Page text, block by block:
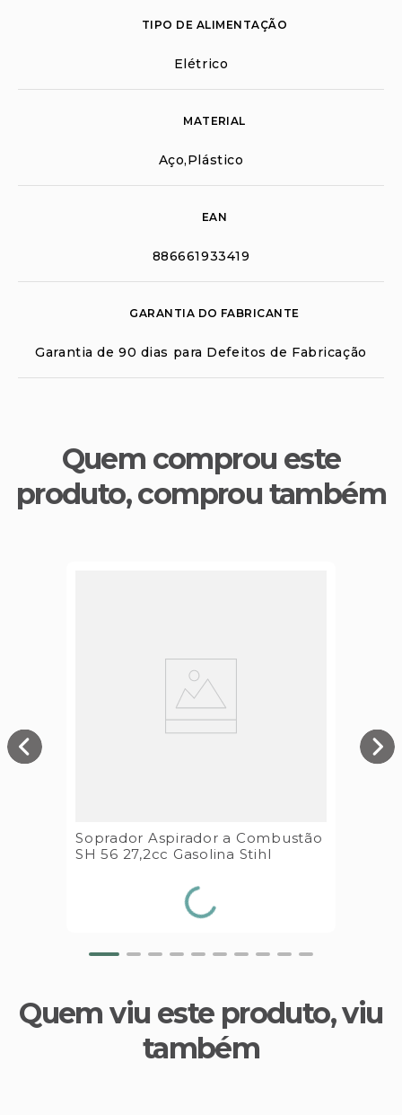
TIPO DE ALIMENTAÇÃO
Elétrico
MATERIAL
Aço,Plástico
EAN
886661933419
GARANTIA DO FABRICANTE
Garantia de 90 dias para Defeitos de Fabricação
Quem comprou este
produto, comprou também
Soprador Aspirador a Combustão
SH 56 27,2cc Gasolina Stihl
Quem viu este produto, viu
também